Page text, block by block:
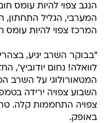
הנגב צפוי להיות עומס
המערבי, הגליל התחתון,
המרכז צפוי להיות עומס
"בבוקר השרב יגיע,
לוואלה! נחום יודוביץ',
המטאורולוגי על השרב
השבוע צפויה ירידה
צפויה התחממות קלה.
באופק.